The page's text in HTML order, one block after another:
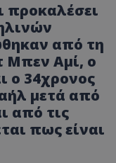
προκαλέσει
από τη
Μπεν Αμί, ο
ο 34χρονος
μετά από
από τις
πως είναι